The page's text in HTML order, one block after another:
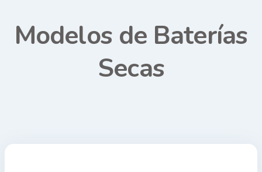
Modelos de Baterías
Secas